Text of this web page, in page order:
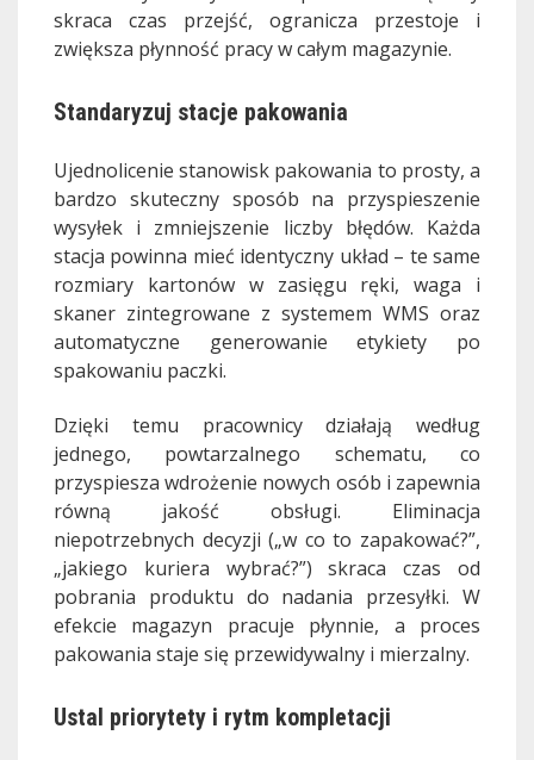
skraca czas przejść, ogranicza przestoje i
zwiększa płynność pracy w całym magazynie.
Standaryzuj stacje pakowania
Ujednolicenie stanowisk pakowania to prosty, a
bardzo skuteczny sposób na przyspieszenie
wysyłek i zmniejszenie liczby błędów. Każda
stacja powinna mieć identyczny układ – te same
rozmiary kartonów w zasięgu ręki, waga i
skaner zintegrowane z systemem WMS oraz
automatyczne generowanie etykiety po
spakowaniu paczki.
Dzięki temu pracownicy działają według
jednego, powtarzalnego schematu, co
przyspiesza wdrożenie nowych osób i zapewnia
równą jakość obsługi. Eliminacja
niepotrzebnych decyzji („w co to zapakować?”,
„jakiego kuriera wybrać?”) skraca czas od
pobrania produktu do nadania przesyłki. W
efekcie magazyn pracuje płynnie, a proces
pakowania staje się przewidywalny i mierzalny.
Ustal priorytety i rytm kompletacji